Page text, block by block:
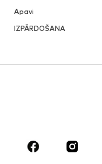
Apavi
IZPĀRDOŠANA
ZĪMOLI